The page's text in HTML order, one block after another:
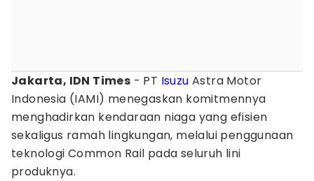
Jakarta, IDN Times - PT Isuzu Astra Motor
Indonesia (IAMI) menegaskan komitmennya
menghadirkan kendaraan niaga yang efisien
sekaligus ramah lingkungan, melalui penggunaan
teknologi Common Rail pada seluruh lini
produknya.